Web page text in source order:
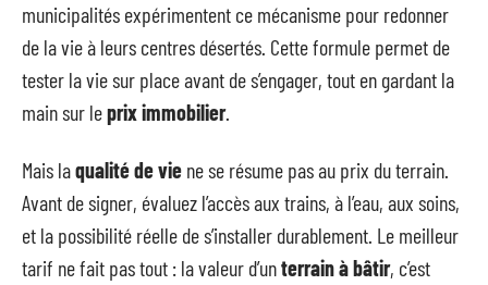
municipalités expérimentent ce mécanisme pour redonner
de la vie à leurs centres désertés. Cette formule permet de
tester la vie sur place avant de s’engager, tout en gardant la
main sur leprix immobilier.
Mais laqualité de vie ne se résume pas au prix du terrain.
Avant de signer, évaluez l’accès aux trains, à l’eau, aux soins,
et la possibilité réelle de s’installer durablement. Le meilleur
tarif ne fait pas tout : la valeur d’unterrain à bâtir, c’est